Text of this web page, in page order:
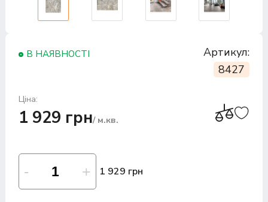
В НАЯВНОСТІ
Артикул:
8427
Ціна:
1 929 грн/ м.кв.
1 929 грн